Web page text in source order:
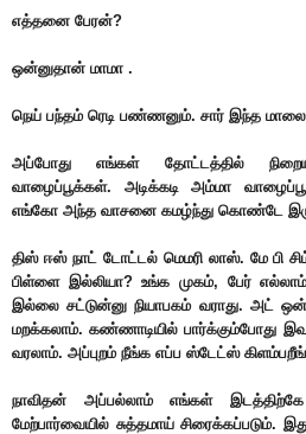
எத்தனை பேரன்?
ஒன்னுதான் மாமா .
நெய் பந்தம் ரெடி பண்ணனும். சார் இந்த
அப்போது எங்கள் தோட்டத்தில்
வாழைப்பூக்கள். அடிக்கடி அம்மா
எங்கோ அந்த வாசனை கமழ்ந்து கொண்டே
திஸ் ஈஸ் நாட் டோட்டல் மெமரி லாஸ். மே பி
பிள்ளை இல்லியா? உங்க முகம், பேர்
இல்லை சட்டுன்னு நியாபகம் வராது. அட்
மறக்கலாம். கண்ணாடியில் பார்க்கும்போது
வரலாம். அப்புறம் நீங்க எப்ப ஸ்டேட்ஸ்
நாவிதன் அப்பல்லாம் எங்கள்
மேற்பார்வையில் சுத்தமாய்